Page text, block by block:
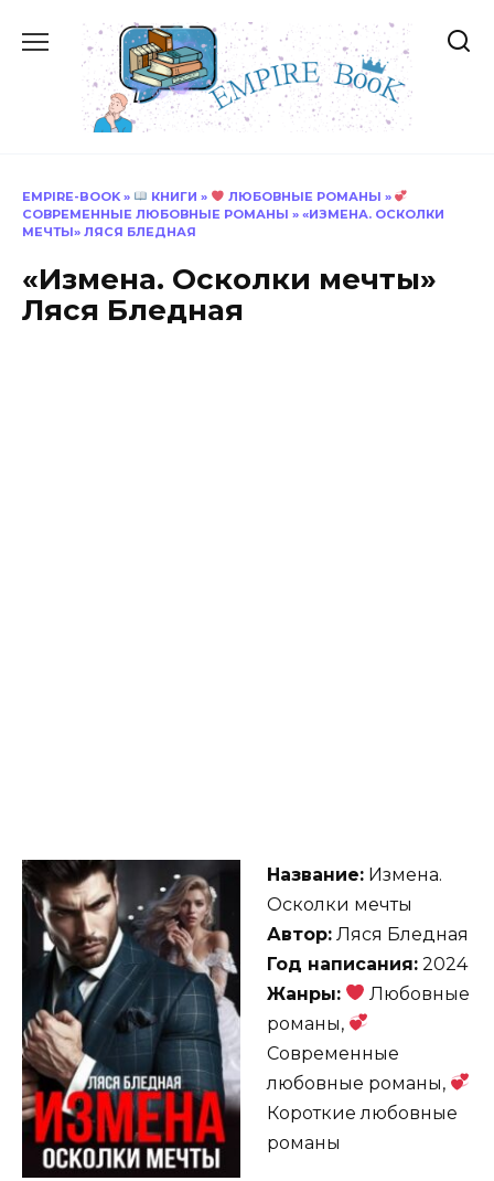
содержанию
EMPIRE-BOOK » КНИГИ » ЛЮБОВНЫЕ РОМАНЫ »
СОВРЕМЕННЫЕ ЛЮБОВНЫЕ РОМАНЫ » «ИЗМЕНА. ОСКОЛКИ
МЕЧТЫ» ЛЯСЯ БЛЕДНАЯ
«Измена. Осколки мечты»
Ляся Бледная
Название: Измена.
Осколки мечты
Автор: Ляся Бледная
Год написания: 2024
Жанры:
Любовные
романы,
Современные
любовные романы,
Короткие любовные
романы